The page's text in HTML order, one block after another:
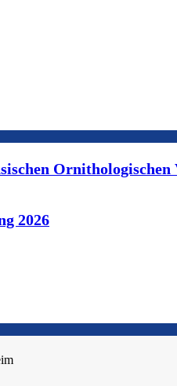
Ornithologischen
2026